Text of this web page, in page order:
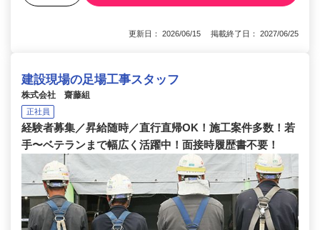
更新日： 2026/06/15 掲載終了日： 2027/06/25
建設現場の足場工事スタッフ
株式会社 齋藤組
正社員
経験者募集／昇給随時／直行直帰OK！施工案件多数！若
手〜ベテランまで幅広く活躍中！面接時履歴書不要！